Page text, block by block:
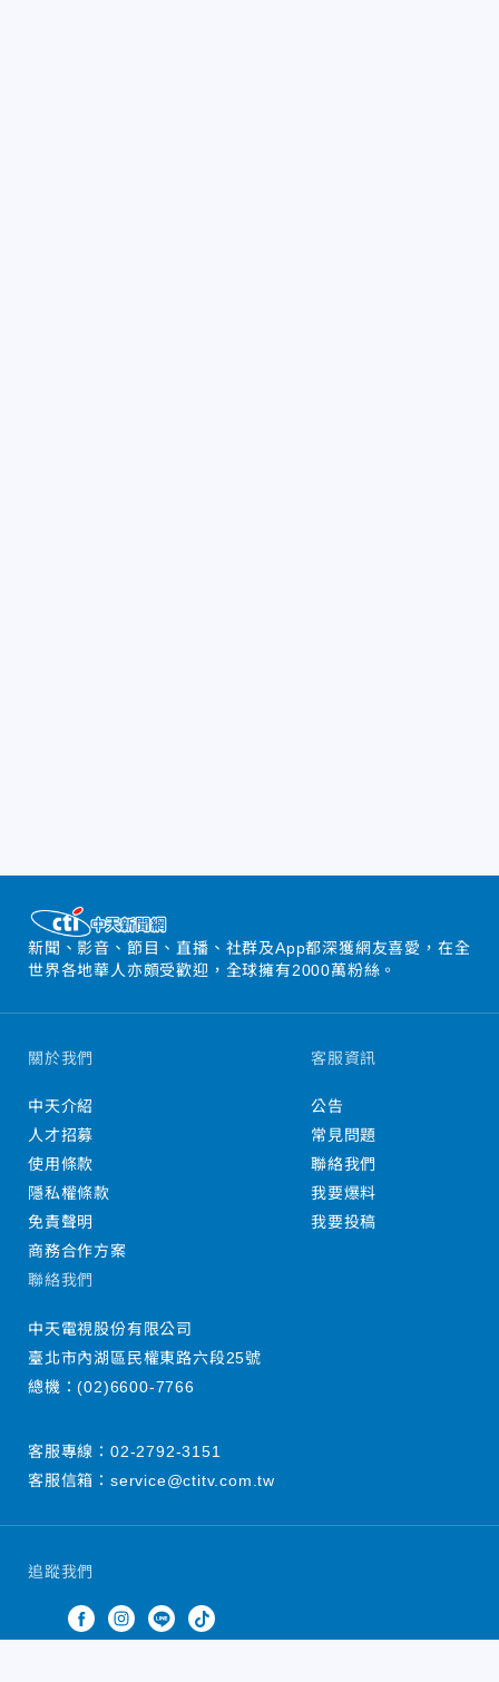
新聞、影音、節目、直播、社群及App都深獲網友喜愛，在全
世界各地華人亦頗受歡迎，全球擁有2000萬粉絲。
追蹤我們
關於我們
中天介紹
人才招募
使用條款
隱私權條款
免責聲明
商務合作方案
客服資訊
公告
常見問題
聯絡我們
我要爆料
我要投稿
聯絡我們
中天電視股份有限公司
臺北市內湖區民權東路六段25號
總機：(02)6600-7766
客服專線： 02-2792-3151
客服信箱： service@ctitv.com.tw